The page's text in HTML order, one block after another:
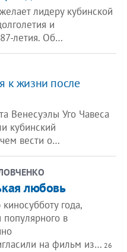
лидеру кубинской
и
летия. Об…
к жизни после
Венесуэлы Уго Чавеса
кубинский
вести о…
любовь
года,
популярного в
на фильм из… 26